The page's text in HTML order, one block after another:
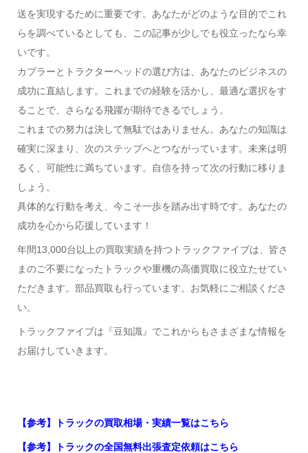
送を実現するために重要です。あなたがどのような目的でこれ
らを調べているとしても、この記事が少しでも役立ったなら幸
いです。
カプラーとトラクターヘッドの選び方は、あなたのビジネスの
成功に直結します。これまでの経験を活かし、最適な選択をす
ることで、さらなる飛躍が期待できるでしょう。
これまでの努力は決して無駄ではありません。あなたの知識は
確実に深まり、次のステップへとつながっています。未来は明
るく、可能性に満ちています。自信を持って次の行動に移りま
しょう。
具体的な行動を考え、今こそ一歩を踏み出す時です。あなたの
成功を心から応援しています！
年間13,000台以上の買取実績を持つトラックファイブは、皆さ
まのご不要になったトラックや重機の高価買取に役立たせてい
ただきます。部品買取も行っています。お気軽にご相談くださ
い。
トラックファイブは『豆知識』でこれからもさまざまな情報を
お届けしていきます。
【参考】トラックの買取相場・実績一覧はこちら
【参考】トラックの全国無料出張査定依頼はこちら